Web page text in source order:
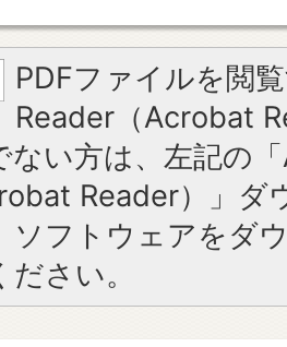
PDFファイルを閲
Reader（Acrobat
ない方は、左記の
Reader）」ダ
ソフトウェアをダ
さい。